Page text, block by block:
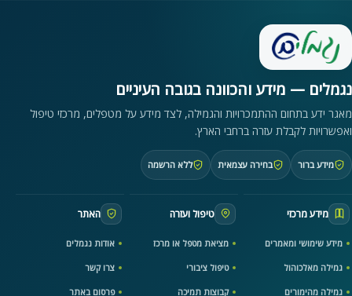
נגמלים — מידע והכוונה בגובה העיניים
מאגר ידע בתחום ההתמכרויות והגמילה, לצד מידע על מטפלים, מרכזי טיפול
ואפשרויות לקבלת עזרה ברחבי הארץ.
מידע ברור בחירה עצמאית ללא הרשמה
מידע מרכזי
מידע שימושי ומאמרים
גמילה מאלכוהול
גמילה מהימורים
טיפול ועזרה
מציאת מטפל או מרכז
טיפול ציבורי
קבוצות תמיכה
האתר
אודות נגמלים
צרו קשר
פרסום באתר